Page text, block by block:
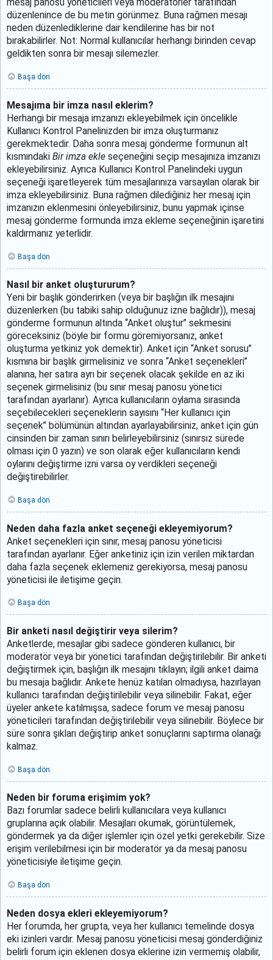
mesaj panosu yöneticileri veya moderatörler tarafından
düzenlenince de bu metin görünmez. Buna rağmen mesajı
neden düzenlediklerine dair kendilerine has bir not
bırakabilirler. Not: Normal kullanıcılar herhangi birinden cevap
geldikten sonra bir mesajı silemezler.
Başa dön
Mesajıma bir imza nasıl eklerim?
Herhangi bir mesaja imzanızı ekleyebilmek için öncelikle
Kullanıcı Kontrol Panelinizden bir imza oluşturmanız
gerekmektedir. Daha sonra mesaj gönderme formunun alt
kısmındaki Bir imza ekle seçeneğini seçip mesajınıza imzanızı
ekleyebilirsiniz. Ayrıca Kullanıcı Kontrol Panelindeki uygun
seçeneği işaretleyerek tüm mesajlarınıza varsayılan olarak bir
imza ekleyebilirsiniz. Buna rağmen dilediğiniz her mesaj için
imzanızın eklenmesini önleyebilirsiniz, bunu yapmak içinse
mesaj gönderme formunda imza ekleme seçeneğinin işaretini
kaldırmanız yeterlidir.
Başa dön
Nasıl bir anket oluştururum?
Yeni bir başlık gönderirken (veya bir başlığın ilk mesajını
düzenlerken (bu tabiki sahip olduğunuz izne bağlıdır)), mesaj
gönderme formunun altında “Anket oluştur” sekmesini
göreceksiniz (böyle bir formu göremiyorsanız, anket
oluşturma yetkiniz yok demektir). Anket için “Anket sorusu”
kısmına bir başlık girmelisiniz ve sonra “Anket seçenekleri”
alanına, her satıra ayrı bir seçenek olacak şekilde en az iki
seçenek girmelisiniz (bu sınır mesaj panosu yönetici
tarafından ayarlanır). Ayrıca kullanıcıların oylama sırasında
seçebilecekleri seçeneklerin sayısını “Her kullanıcı için
seçenek” bölümünün altından ayarlayabilirsiniz, anket için gün
cinsinden bir zaman sınırı belirleyebilirsiniz (sınırsız sürede
olması için 0 yazın) ve son olarak eğer kullanıcıların kendi
oylarını değiştirme izni varsa oy verdikleri seçeneği
değiştirebilirler.
Başa dön
Neden daha fazla anket seçeneği ekleyemiyorum?
Anket seçenekleri için sınır, mesaj panosu yöneticisi
tarafından ayarlanır. Eğer anketiniz için izin verilen miktardan
daha fazla seçenek eklemeniz gerekiyorsa, mesaj panosu
yöneticisi ile iletişime geçin.
Başa dön
Bir anketi nasıl değiştirir veya silerim?
Anketlerde, mesajlar gibi sadece gönderen kullanıcı, bir
moderatör veya bir yönetici tarafından değiştirilebilir. Bir anketi
değiştirmek için, başlığın ilk mesajını tıklayın; ilgili anket daima
bu mesaja bağlıdır. Ankete henüz katılan olmadıysa, hazırlayan
kullanıcı tarafından değiştirilebilir veya silinebilir. Fakat, eğer
üyeler ankete katılmışsa, sadece forum ve mesaj panosu
yöneticileri tarafından değiştirilebilir veya silinebilir. Böylece bir
süre sonra şıkları değiştirip anket sonuçlarını saptırma olanağı
kalmaz.
Başa dön
Neden bir foruma erişimim yok?
Bazı forumlar sadece belirli kullanıcılara veya kullanıcı
gruplarına açık olabilir. Mesajları okumak, görüntülemek,
göndermek ya da diğer işlemler için özel yetki gerekebilir. Size
erişim verilebilmesi için bir moderatör ya da mesaj panosu
yöneticisiyle iletişime geçin.
Başa dön
Neden dosya ekleri ekleyemiyorum?
Her forumda, her grupta, veya her kullanıcı temelinde dosya
eki izinleri vardır. Mesaj panosu yöneticisi mesaj gönderdiğiniz
belirli forum için eklenen dosya eklerine izin vermemiş olabilir,